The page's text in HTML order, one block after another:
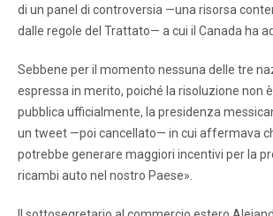
di un panel di controversia —una risorsa
dalle regole del Trattato— a cui il Canada ha
Sebbene per il momento nessuna delle tre
espressa in merito, poiché la risoluzione non
pubblica ufficialmente, la presidenza
un tweet —poi cancellato— in cui affermava
potrebbe generare maggiori incentivi per la
ricambi auto nel nostro Paese».